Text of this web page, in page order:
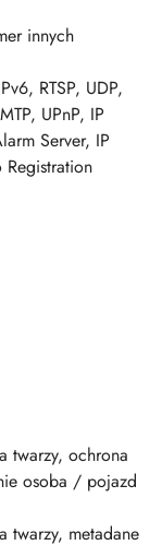
innych
RTSP, UDP,
UPnP, IP
Server, IP
twarzy, ochrona
osoba / pojazd
twarzy, metadane